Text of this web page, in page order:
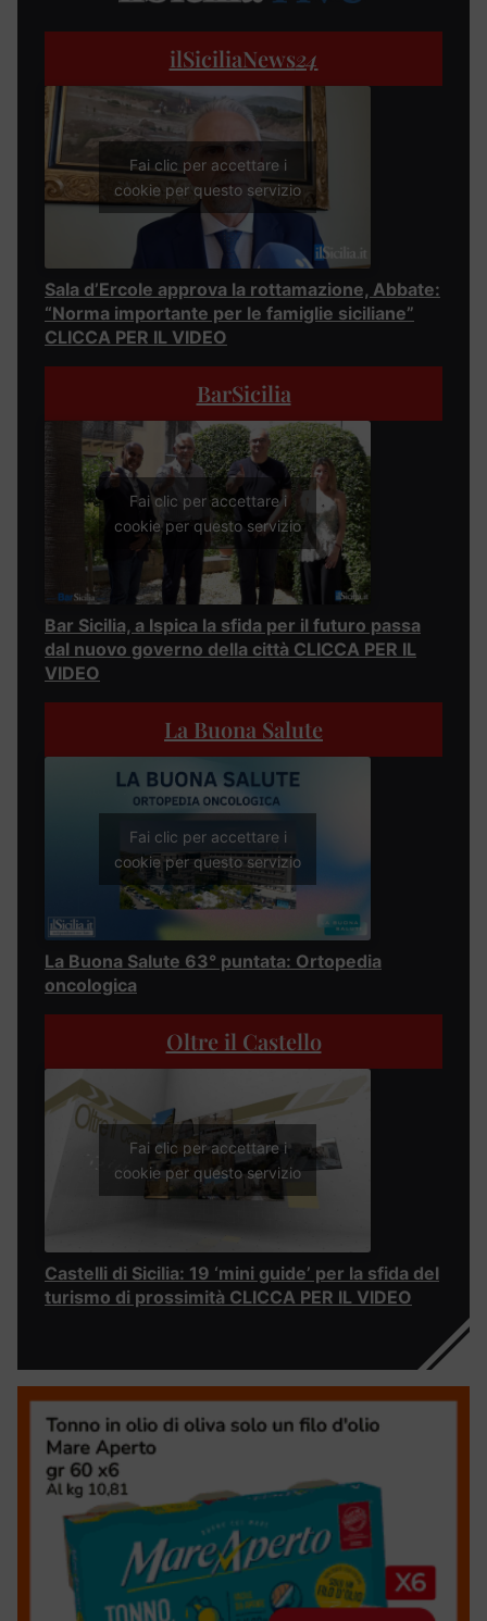
ilSiciliaNews24
Fai clic per accettare i
cookie per questo servizio
Sala d’Ercole approva la rottamazione, Abbate:
“Norma importante per le famiglie siciliane”
CLICCA PER IL VIDEO
BarSicilia
Fai clic per accettare i
cookie per questo servizio
Bar Sicilia, a Ispica la sfida per il futuro passa
dal nuovo governo della città CLICCA PER IL
VIDEO
La Buona Salute
Fai clic per accettare i
cookie per questo servizio
La Buona Salute 63° puntata: Ortopedia
oncologica
Oltre il Castello
Fai clic per accettare i
cookie per questo servizio
Castelli di Sicilia: 19 ‘mini guide’ per la sfida del
turismo di prossimità CLICCA PER IL VIDEO